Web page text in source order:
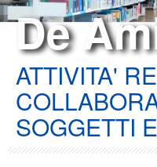
De
ATTIVITA'
SOGGETTI